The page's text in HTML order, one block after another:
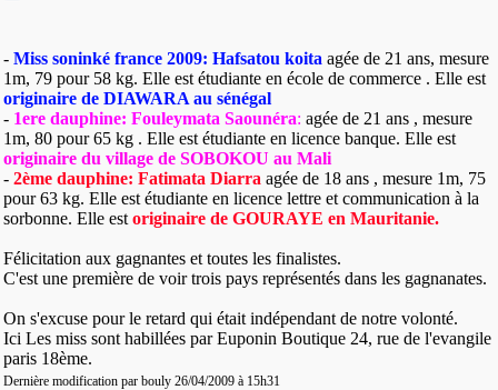
- Miss soninké france 2009: Hafsatou koita agée de 21 ans, mesure
1m, 79 pour 58 kg. Elle est étudiante en école de commerce . Elle est
originaire de DIAWARA au sénégal
- 1ere dauphine: Fouleymata Saounéra: agée de 21 ans , mesure
1m, 80 pour 65 kg . Elle est étudiante en licence banque. Elle est
originaire du village de SOBOKOU au Mali
- 2ème dauphine: Fatimata Diarra agée de 18 ans , mesure 1m, 75
pour 63 kg. Elle est étudiante en licence lettre et communication à la
sorbonne. Elle estoriginaire de GOURAYE en Mauritanie.
Félicitation aux gagnantes et toutes les finalistes.
C'est une première de voir trois pays représentés dans les gagnanates.
On s'excuse pour le retard qui était indépendant de notre volonté.
Ici Les miss sont habillées par Euponin Boutique 24, rue de l'evangile
paris 18ème.
Dernière modification par bouly 26/04/2009 à 15h31